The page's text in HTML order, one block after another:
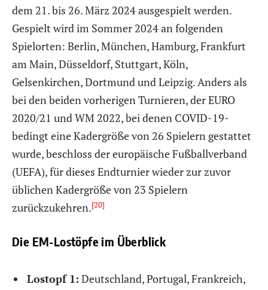
dem 21. bis 26. März 2024 ausgespielt werden.
Gespielt wird im Sommer 2024 an folgenden
Spielorten: Berlin, München, Hamburg, Frankfurt
am Main, Düsseldorf, Stuttgart, Köln,
Gelsenkirchen, Dortmund und Leipzig. Anders als
bei den beiden vorherigen Turnieren, der EURO
2020/21 und WM 2022, bei denen COVID-19-
bedingt eine Kadergröße von 26 Spielern gestattet
wurde, beschloss der europäische Fußballverband
(UEFA), für dieses Endturnier wieder zur zuvor
üblichen Kadergröße von 23 Spielern
zurückzukehren.[20]
Die EM-Lostöpfe im Überblick
Lostopf 1: Deutschland, Portugal, Frankreich,